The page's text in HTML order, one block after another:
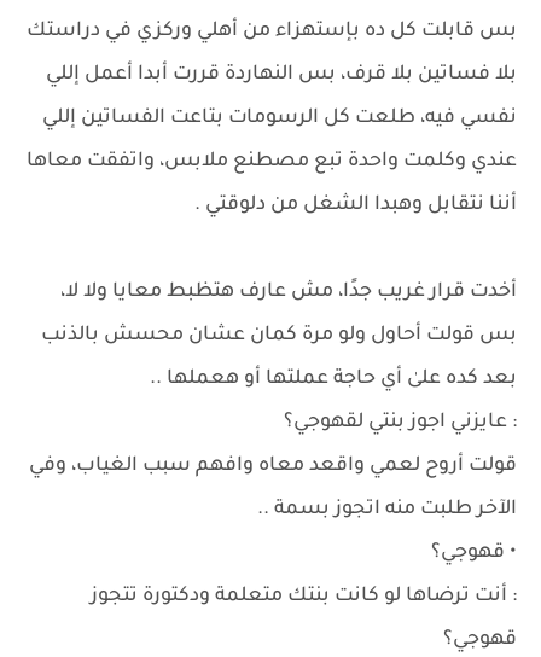
بس قابلت كل ده بإستهزاء من أهلي وركزي في دراستك
بلا فساتين بلا قرف، بس النهاردة قررت أبدا أعمل إللي
نفسي فيه، طلعت كل الرسومات بتاعت الفساتين إللي
عندي وكلمت واحدة تبع مصطنع ملابس، واتفقت معاها
أننا نتقابل وهبدا الشغل من دلوقتي .
أخدت قرار غريب جدًا، مش عارف هتظبط معايا ولا لا،
بس قولت أحاول ولو مرة كمان عشان محسش بالذنب
بعد كده علىٰ أي حاجة عملتها أو هعملها ..
: عايزني اجوز بنتي لقهوجي؟
قولت أروح لعمي واقعد معاه وافهم سبب الغياب، وفي
الآخر طلبت منه اتجوز بسمة ..
• قهوجي؟
: أنت ترضاها لو كانت بنتك متعلمة ودكتورة تتجوز
قهوجي؟